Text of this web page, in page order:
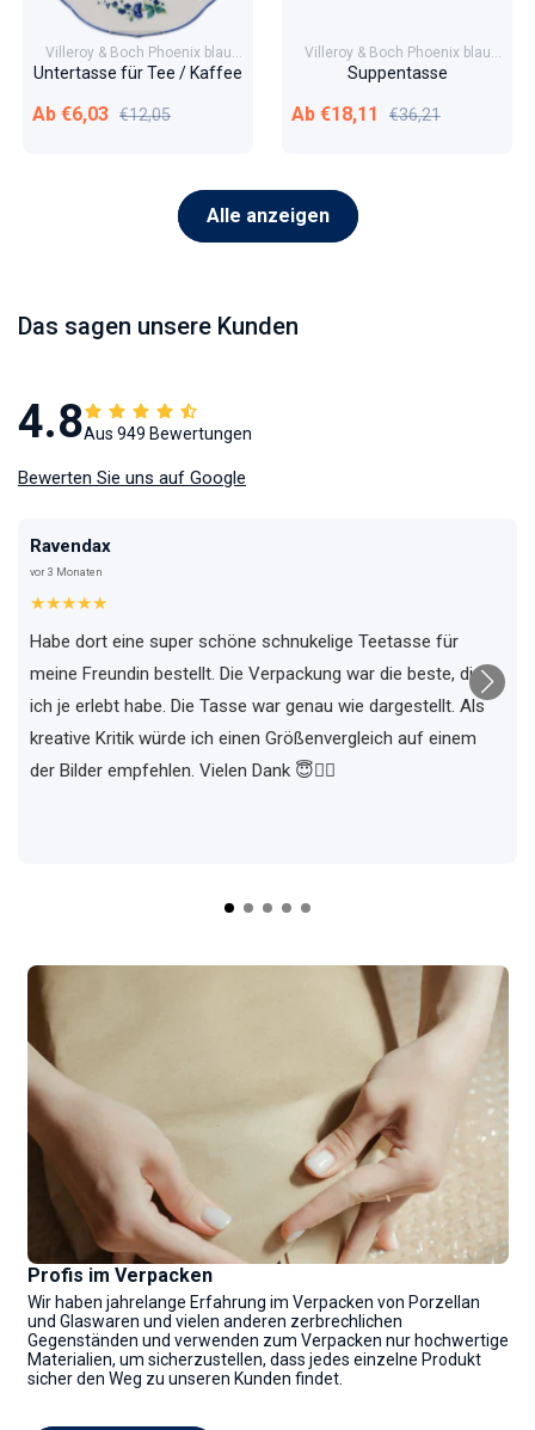
Villeroy & Boch Phoenix blau
Malva
Untertasse für Tee / Kaffee
Verkaufspreis
Ab €6,03 Normaler Preis
€12,05
Villeroy & Boch Phoenix blau
Malva
Suppentasse
Verkaufspreis
Ab €18,11 Normaler Preis
€36,21
Alle anzeigen
Das sagen unsere Kunden
4.8Aus 949 Bewertungen
Bewerten Sie uns auf Google
Ravendax
vor 3 Monaten
★★★★★
Habe dort eine super schöne schnukelige Teetasse für
meine Freundin bestellt. Die Verpackung war die beste, die
ich je erlebt habe. Die Tasse war genau wie dargestellt. Als
kreative Kritik würde ich einen Größenvergleich auf einem
der Bilder empfehlen. Vielen Dank 😇✌🏼
Profis im Verpacken
Wir haben jahrelange Erfahrung im Verpacken von Porzellan
und Glaswaren und vielen anderen zerbrechlichen
Gegenständen und verwenden zum Verpacken nur hochwertige
Materialien, um sicherzustellen, dass jedes einzelne Produkt
sicher den Weg zu unseren Kunden findet.